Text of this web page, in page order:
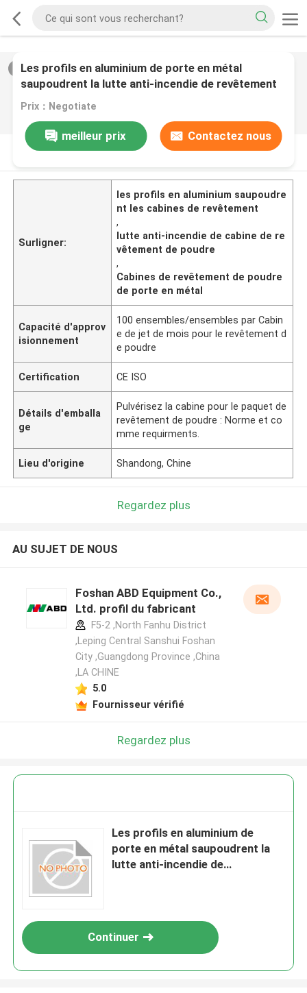
/0
Les profils en aluminium de porte en métal
saupoudrent la lutte anti-incendie de revêtement
de cabines
Prix：Negotiate
meilleur prix
Contactez nous
DESCRIPTION DE PRODUIT
Surligner:
les profils en aluminium saupoudre
nt les cabines de revêtement
,
lutte anti-incendie de cabine de re
vêtement de poudre
,
Cabines de revêtement de poudre
de porte en métal
Capacité d'approv
isionnement
100 ensembles/ensembles par Cabin
e de jet de mois pour le revêtement d
e poudre
Certification CE ISO
Détails d'emballa
ge
Pulvérisez la cabine pour le paquet de
revêtement de poudre : Norme et co
mme requirments.
Lieu d'origine Shandong, Chine
Regardez plus
AU SUJET DE NOUS
Foshan ABD Equipment Co.,
Ltd. profil du fabricant
F5-2 ,North Fanhu District
,Leping Central Sanshui Foshan
City ,Guangdong Province ,China
,LA CHINE
5.0
Fournisseur vérifié
Regardez plus
Les profils en aluminium de
porte en métal saupoudrent la
lutte anti-incendie de
Continuer